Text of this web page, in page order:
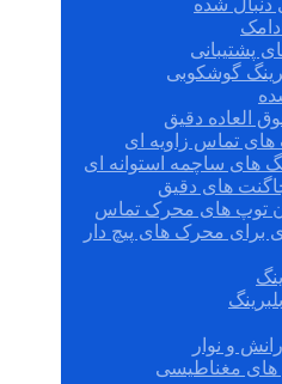
دنبال شده
پشتیبانی
گوشکوبی
العاده دقیق
های تماس زاویه ای
های ساچمه استوانه ای
های دقیق
توپ های محرک تماس
برای محرک های پیچ دار
و نوار
های مغناطیسی